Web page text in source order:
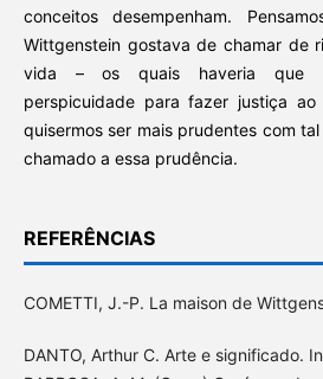
conceitos desempenham.
Wittgenstein gostava de chamar de
vida – os quais haveria que
perspicuidade para fazer justiça
quisermos ser mais prudentes com
chamado a essa prudência.
REFERÊNCIAS
COMETTI, J.-P. La maison de
DANTO, Arthur C. Arte e significado.